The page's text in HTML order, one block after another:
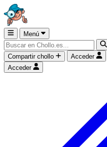
Menú
Compartir chollo
Acceder
Acceder